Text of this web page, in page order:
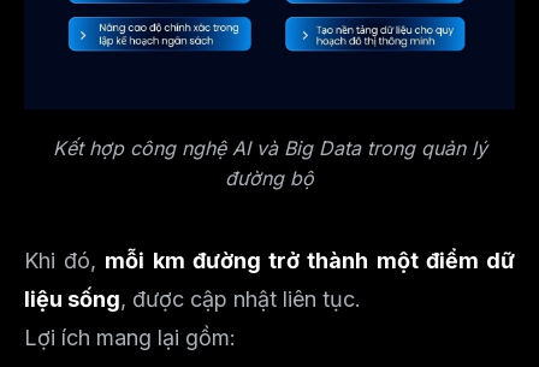
Kết hợp công nghệ AI và Big Data trong quản lý
đường bộ
Khi đó, mỗi km đường trở thành một điểm dữ
liệu sống, được cập nhật liên tục.
Lợi ích mang lại gồm: